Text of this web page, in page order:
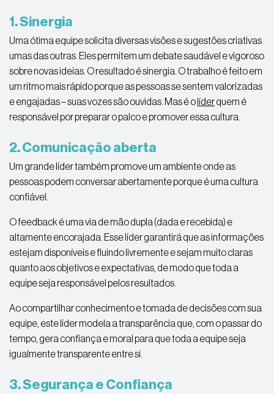
1. Sinergia
Uma ótima equipe solicita diversas visões e sugestões criativas
umas das outras. Eles permitem um debate saudável e vigoroso
sobre novas ideias. O resultado é sinergia. O trabalho é feito em
um ritmo mais rápido porque as pessoas se sentem valorizadas
e engajadas – suas vozes são ouvidas. Mas é olíderquem é
responsável por preparar o palco e promover essa cultura.
2. Comunicação aberta
Um grande líder também promove um ambiente onde as
pessoas podem conversar abertamente porque é uma cultura
confiável.
O feedback é uma via de mão dupla (dada e recebida) e
altamente encorajada. Esse líder garantirá que as informações
estejam disponíveis e fluindo livremente e sejam muito claras
quanto aos objetivos e expectativas, de modo que toda a
equipe seja responsável pelos resultados.
Ao compartilhar conhecimento e tomada de decisões com sua
equipe, este líder modela a transparência que, com o passar do
tempo, gera confiança e moral para que toda a equipe seja
igualmente transparente entre si.
3. Segurança e Confiança